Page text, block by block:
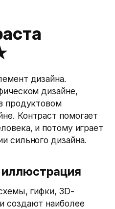
дизайна.
дизайне,
продуктовом
Контраст помогает
и потому играет
сильного дизайна.
гифки, 3D-
создают наиболее